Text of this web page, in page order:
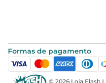
Formas de pagamento